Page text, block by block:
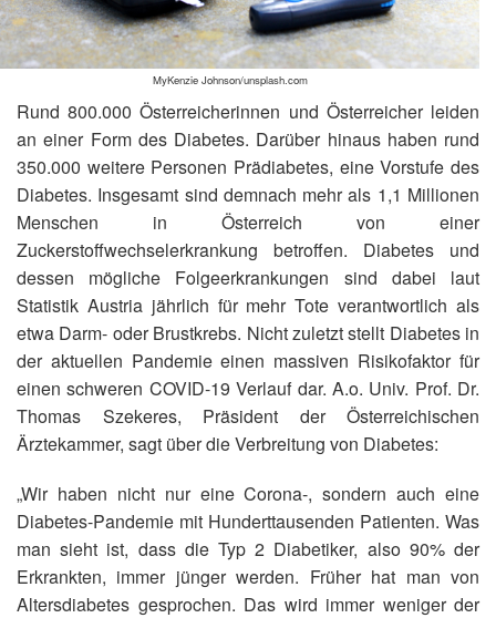
MyKenzie Johnson/unsplash.com
Rund 800.000 Österreicherinnen und Österreicher leiden
an einer Form des Diabetes. Darüber hinaus haben rund
350.000 weitere Personen Prädiabetes, eine Vorstufe des
Diabetes. Insgesamt sind demnach mehr als 1,1 Millionen
Menschen in Österreich von einer
Zuckerstoffwechselerkrankung betroffen. Diabetes und
dessen mögliche Folgeerkrankungen sind dabei laut
Statistik Austria jährlich für mehr Tote verantwortlich als
etwa Darm- oder Brustkrebs. Nicht zuletzt stellt Diabetes in
der aktuellen Pandemie einen massiven Risikofaktor für
einen schweren COVID-19 Verlauf dar. A.o. Univ. Prof. Dr.
Thomas Szekeres, Präsident der Österreichischen
Ärztekammer, sagt über die Verbreitung von Diabetes:
„Wir haben nicht nur eine Corona-, sondern auch eine
Diabetes-Pandemie mit Hunderttausenden Patienten. Was
man sieht ist, dass die Typ 2 Diabetiker, also 90% der
Erkrankten, immer jünger werden. Früher hat man von
Altersdiabetes gesprochen. Das wird immer weniger der